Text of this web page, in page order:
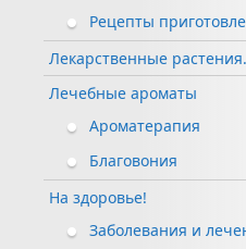
Рецепты
Лекарственные растения.
Лечебные ароматы
Ароматерапия
Благовония
На здоровье!
Заболевания и